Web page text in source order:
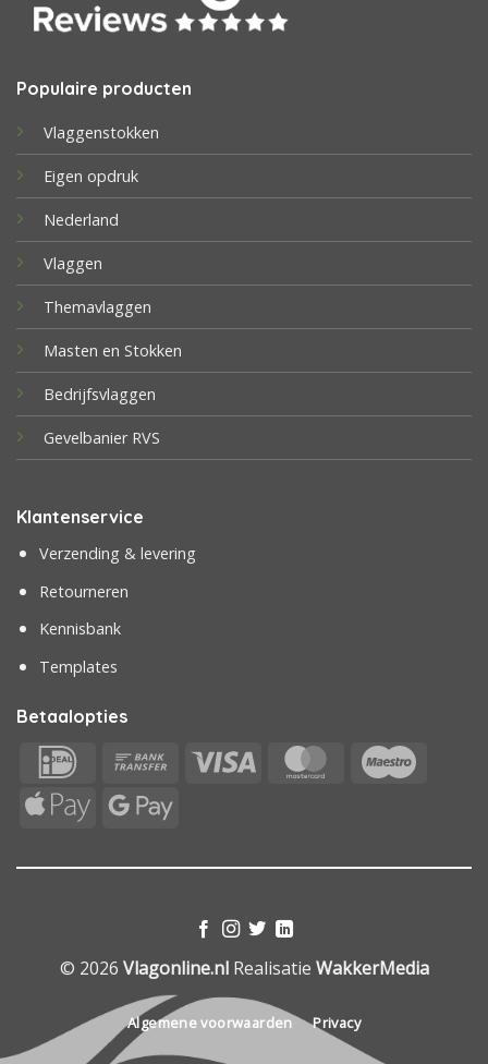
Populaire producten
Vlaggenstokken
Eigen opdruk
Nederland
Vlaggen
Themavlaggen
Masten en Stokken
Bedrijfsvlaggen
Gevelbanier RVS
Klantenservice
Verzending & levering
Retourneren
Kennisbank
Templates
Betaalopties
IDeal
Bank
Visa MasterCard
Apple
Google
© 2026 Vlagonline.nlRealisatie WakkerMedia
Algemene voorwaarden Privacy